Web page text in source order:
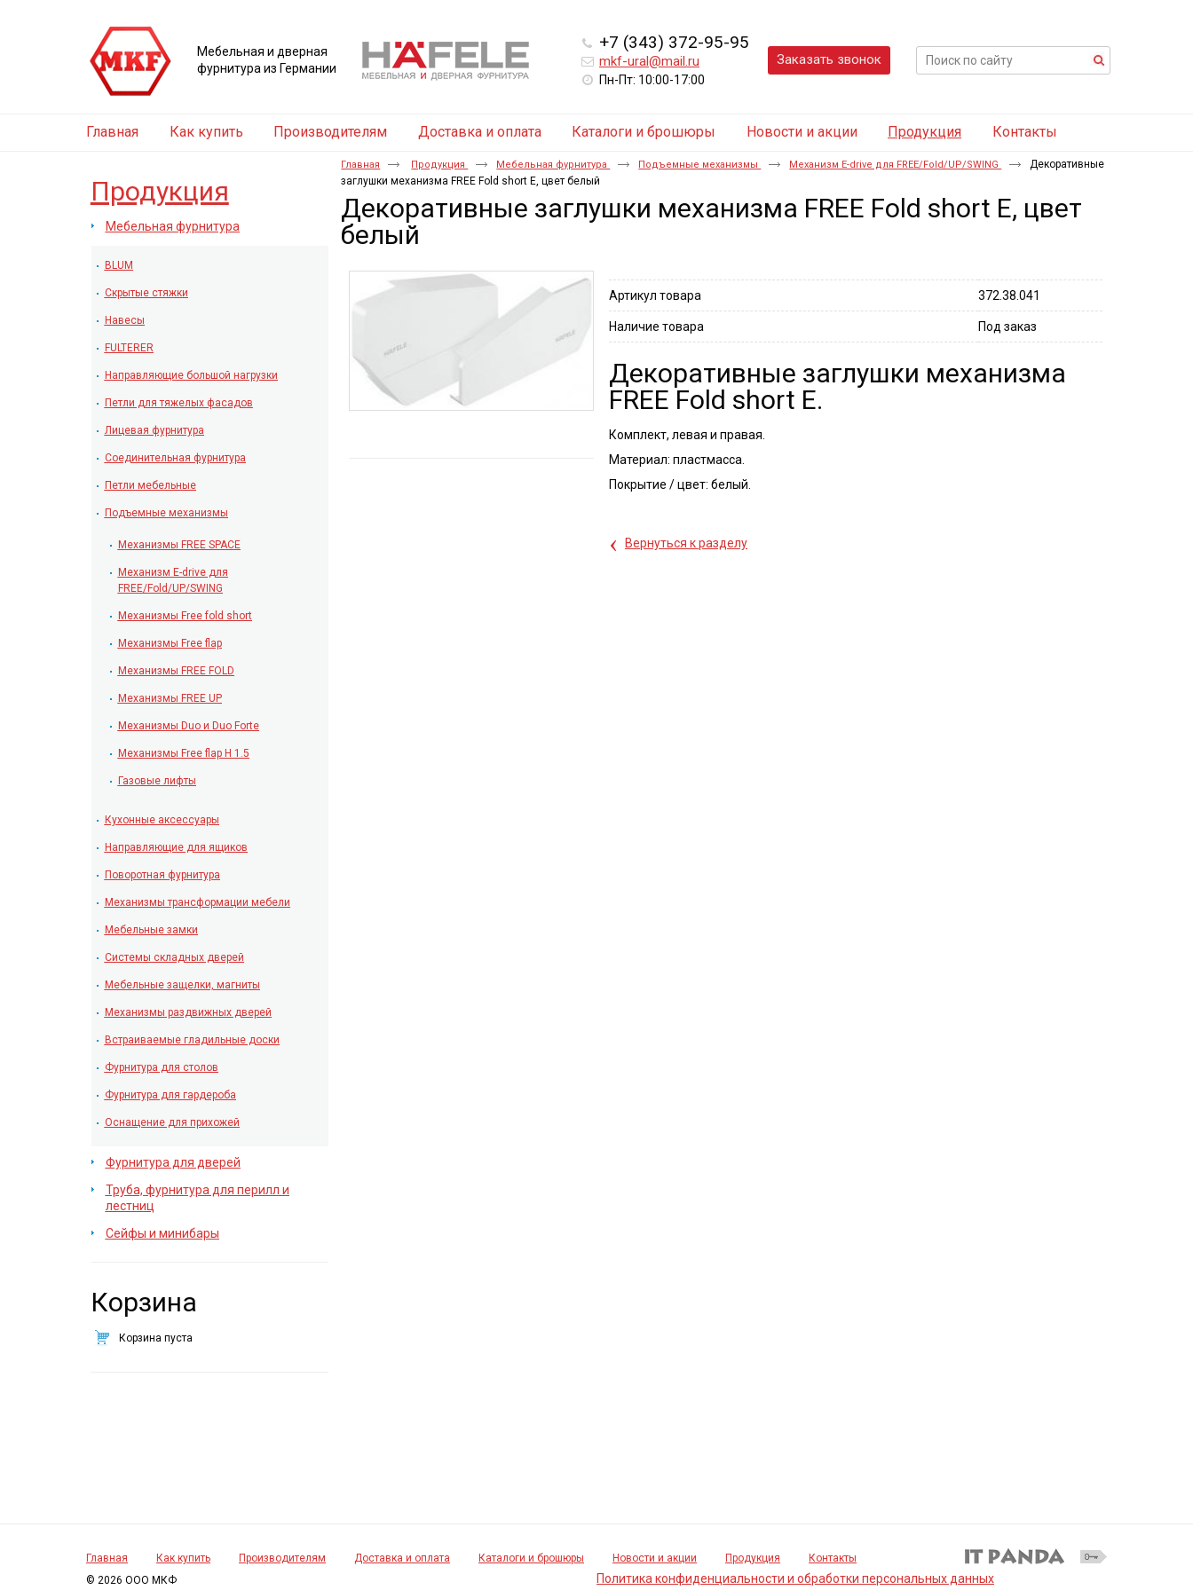
+7 (343) 372-95-95
mkf-ural@mail.ru
Пн-Пт: 10:00-17:00
Заказать звонок
Мебельная и дверная
фурнитура из Германии
Главная Как купить Производителям Доставка и оплата Каталоги и брошюры Новости и акции Продукция Контакты
Продукция
Мебельная фурнитура
BLUM
Скрытые стяжки
Навесы
FULTERER
Направляющие большой нагрузки
Петли для тяжелых фасадов
Лицевая фурнитура
Соединительная фурнитура
Петли мебельные
Подъемные механизмы
Механизмы FREE SPACE
Механизм E-drive для
FREE/Fold/UP/SWING
Механизмы Free fold short
Механизмы Free flap
Механизмы FREE FOLD
Механизмы FREE UP
Механизмы Duo и Duo Forte
Механизмы Free flap H 1.5
Газовые лифты
Кухонные аксессуары
Направляющие для ящиков
Поворотная фурнитура
Механизмы трансформации мебели
Мебельные замки
Системы складных дверей
Мебельные защелки, магниты
Механизмы раздвижных дверей
Встраиваемые гладильные доски
Фурнитура для столов
Фурнитура для гардероба
Оснащение для прихожей
Фурнитура для дверей
Труба, фурнитура для перилл и
лестниц
Сейфы и минибары
Корзина
Корзина пуста
Главная Продукция Мебельная фурнитура Подъемные механизмы Механизм E-drive для FREE/Fold/UP/SWING
Декоративные
заглушки механизма FREE Fold short E, цвет белый
Декоративные заглушки механизма FREE Fold short E, цвет
белый
Артикул товара 372.38.041
Наличие товара Под заказ
Декоративные заглушки механизма
FREE Fold short E.
Комплект, левая и правая.
Материал: пластмасса.
Покрытие / цвет: белый.
‹ Вернуться к разделу
Главная Как купить Производителям Доставка и оплата Каталоги и брошюры Новости и акции Продукция
Контакты
© 2026 ООО МКФ
Политика конфиденциальности и обработки персональных данных